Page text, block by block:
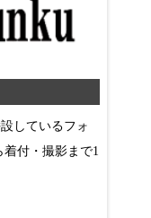
しているフォ
着付・撮影まで1